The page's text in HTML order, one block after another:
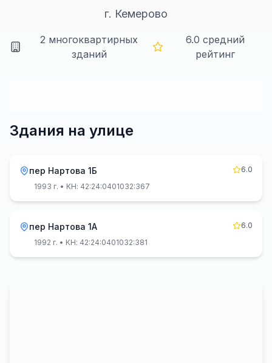
г. Кемерово
2 многоквартирных
зданий
6.0 средний
рейтинг
Здания на улице
пер Нартова 1Б
6.0
1993 г. • КН: 42:24:0401032:367
пер Нартова 1А
6.0
1992 г. • КН: 42:24:0401032:381